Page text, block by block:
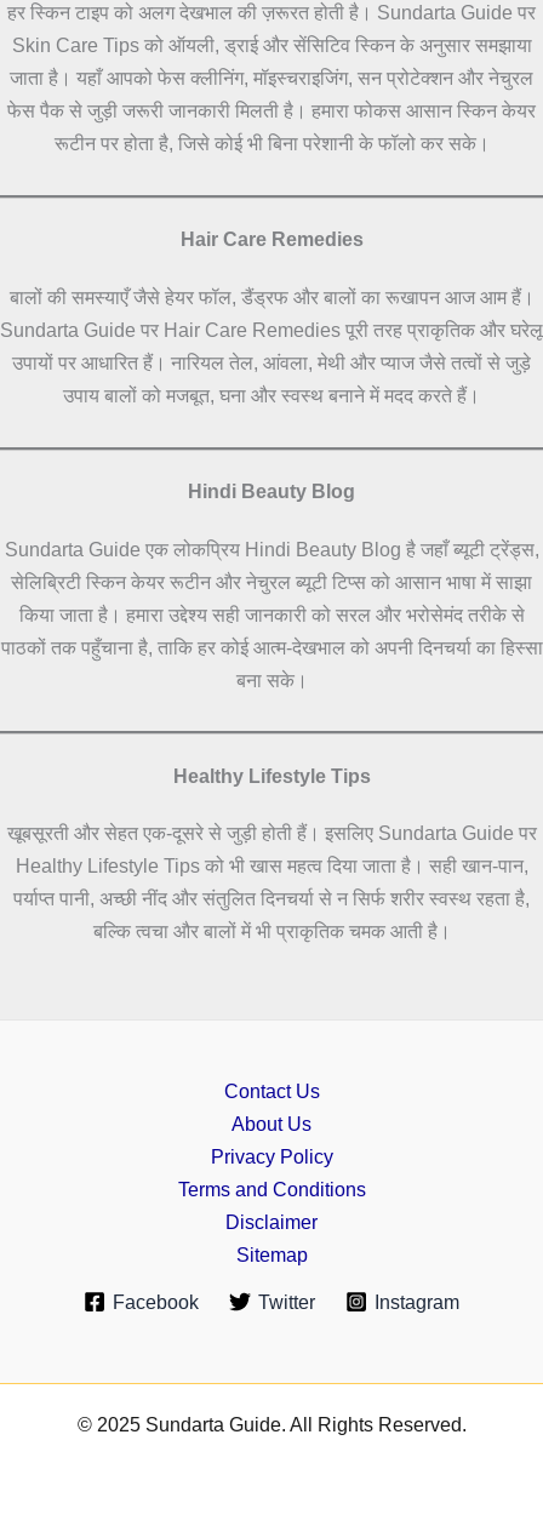
हर स्किन टाइप को अलग देखभाल की ज़रूरत होती है। Sundarta Guide पर
Skin Care Tips को ऑयली, ड्राई और सेंसिटिव स्किन के अनुसार समझाया
जाता है। यहाँ आपको फेस क्लीनिंग, मॉइस्चराइजिंग, सन प्रोटेक्शन और नेचुरल
फेस पैक से जुड़ी जरूरी जानकारी मिलती है। हमारा फोकस आसान स्किन केयर
रूटीन पर होता है, जिसे कोई भी बिना परेशानी के फॉलो कर सके।
Hair Care Remedies
बालों की समस्याएँ जैसे हेयर फॉल, डैंड्रफ और बालों का रूखापन आज आम हैं।
Sundarta Guide पर Hair Care Remedies पूरी तरह प्राकृतिक और घरेलू
उपायों पर आधारित हैं। नारियल तेल, आंवला, मेथी और प्याज जैसे तत्वों से जुड़े
उपाय बालों को मजबूत, घना और स्वस्थ बनाने में मदद करते हैं।
Hindi Beauty Blog
Sundarta Guide एक लोकप्रिय Hindi Beauty Blog है जहाँ ब्यूटी ट्रेंड्स,
सेलिब्रिटी स्किन केयर रूटीन और नेचुरल ब्यूटी टिप्स को आसान भाषा में साझा
किया जाता है। हमारा उद्देश्य सही जानकारी को सरल और भरोसेमंद तरीके से
पाठकों तक पहुँचाना है, ताकि हर कोई आत्म-देखभाल को अपनी दिनचर्या का हिस्सा
बना सके।
Healthy Lifestyle Tips
खूबसूरती और सेहत एक-दूसरे से जुड़ी होती हैं। इसलिए Sundarta Guide पर
Healthy Lifestyle Tips को भी खास महत्व दिया जाता है। सही खान-पान,
पर्याप्त पानी, अच्छी नींद और संतुलित दिनचर्या से न सिर्फ शरीर स्वस्थ रहता है,
बल्कि त्वचा और बालों में भी प्राकृतिक चमक आती है।
Contact Us
About Us
Privacy Policy
Terms and Conditions
Disclaimer
Sitemap
Facebook Twitter Instagram
© 2025 Sundarta Guide. All Rights Reserved.